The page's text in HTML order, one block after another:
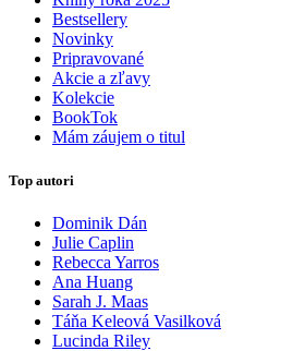
Bestsellery
Novinky
Pripravované
Akcie a zľavy
Kolekcie
BookTok
Mám záujem o titul
Top autori
Dominik Dán
Julie Caplin
Rebecca Yarros
Ana Huang
Sarah J. Maas
Táňa Keleová Vasilková
Lucinda Riley